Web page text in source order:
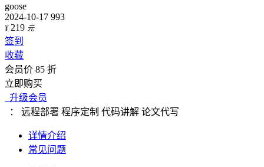
goose
2024-10-17 993
¥ 219 元
签到
收藏
会员价 85 折
立即购买
升级会员
： 远程部署 程序定制 代码讲解 论文代写
详情介绍
常见问题